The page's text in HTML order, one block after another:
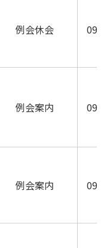
例会休会 09/
例会案内 09/
例会案内 09/